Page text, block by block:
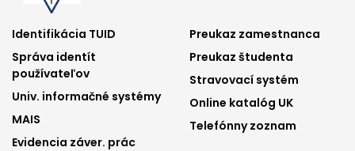
Footer
menu
1
Identifikácia TUID
Správa identít
používateľov
Univ. informačné systémy
MAIS
Evidencia záver. prác
Footer
menu
2
Preukaz zamestnanca
Preukaz študenta
Stravovací systém
Online katalóg UK
Telefónny zoznam